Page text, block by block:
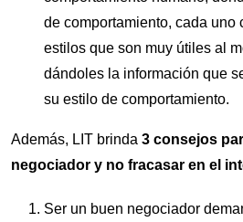
de comportamiento, cada uno
estilos que son muy útiles al
dándoles la información que
su estilo de comportamiento.
Además, LIT brinda 3 consejos
negociador y no fracasar en el
Ser un buen negociador